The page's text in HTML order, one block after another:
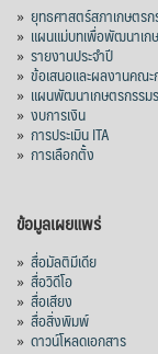
» ยุทธศาสตร์สภาเกษตร
» แผนแม่บทเพื่อพัฒนาเก
» รายงานประจำปี
» ข้อเสนอและผลงานคณะ
» แผนพัฒนาเกษตรกรรม
» งบการเงิน
» การประเมิน ITA
» การเลือกตั้ง
ข้อมูลเผยแพร่
» สื่อมัลติมีเดีย
» สื่อวิดีโอ
» สื่อเสียง
» สื่อสิ่งพิมพ์
» ดาวน์โหลดเอกสาร